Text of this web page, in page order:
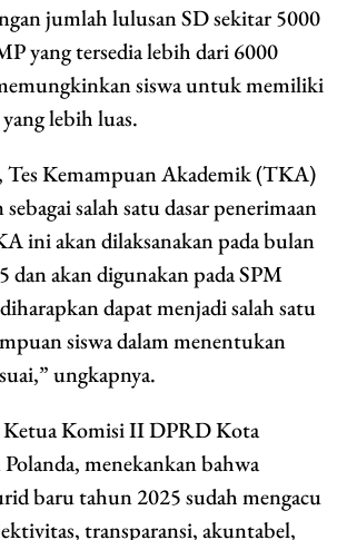
jumlah lulusan SD sekitar 5000
yang tersedia lebih dari 6000
siswa untuk memiliki
lebih luas.
Tes Kemampuan Akademik (TKA)
salah satu dasar penerimaan
ini akan dilaksanakan pada bulan
dan akan digunakan pada SPM
dapat menjadi salah satu
siswa dalam menentukan
ungkapnya.
Ketua Komisi II DPRD Kota
menekankan bahwa
baru tahun 2025 sudah mengacu
transparansi, akuntabel,